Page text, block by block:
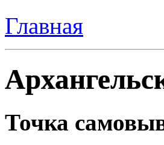
Главная
Точка